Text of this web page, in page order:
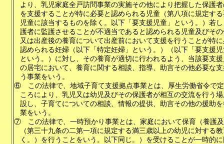
より、乳児家庭全戸訪問事業の実施その他により把握した保護
を支援することが特に必要と認められる児童（第八項に規定す
児童に該当するものを除く。以下「要支援児童」という。）若
護者に監護させることが不適当であると認められる児童及びそ
又は出産後の養育について出産前において支援を行うことが特
認められる妊婦（以下「特定妊婦」という。）（以下「要支援
という。）に対し、その養育が適切に行われるよう、当該要支
の居宅において、養育に関する相談、指導、助言その他必要な
う事業をいう。
⑥
この法律で、地域子育て支援拠点事業とは、厚生労働省令で
ころにより、乳児又は幼児及びその保護者が相互の交流を行う
設し、子育てについての相談、情報の提供、助言その他の援助
業をいう。
⑦
この法律で、一時預かり事業とは、家庭において保育（養護
（第三十九条の二第一項に規定する満三歳以上の幼児に対する
く。）を行うことをいう。以下同じ。）を受けることが一時的